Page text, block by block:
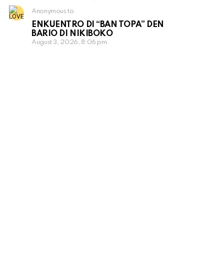
Anonymous to
ENKUENTRO DI “BAN TOPA” DEN
BARIO DI NIKIBOKO
August 3, 2026, 8:06 pm